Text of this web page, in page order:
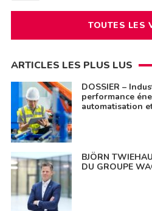
TOUTES LES
ARTICLES LES PLUS LUS
DOSSIER –
performance
automatisation
BJÖRN
DU GROUPE